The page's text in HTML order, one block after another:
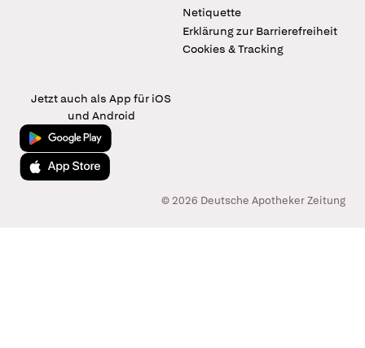
Netiquette
Erklärung zur Barrierefreiheit
Cookies & Tracking
Jetzt auch als App für iOS
und Android
Jetzt bei Google Play
Laden im App Store
© 2026 Deutsche Apotheker Zeitung